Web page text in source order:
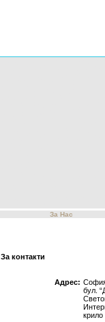
За Нас
За контакти
Адрес:
бул.